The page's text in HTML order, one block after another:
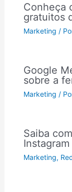
Conheça
gratuitos
Marketing /
Google
sobre a
Marketing /
Saiba
Instagram
Marketing,